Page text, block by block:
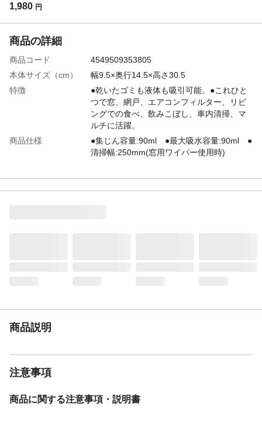
1,980 円
商品の詳細
商品コード
4549509353805
本体サイズ（cm）
幅9.5×奥行14.5×高さ30.5
特徴
●乾いたゴミも液体も吸引可能。●これひと
つで窓、網戸、エアコンフィルター、リビ
ングでの食べ、飲みこぼし、車内清掃、マ
ルチに活躍。
商品仕様
●集じん容量:90ml ●最大吸水容量:90ml ●
清掃幅:250mm(窓用ワイパー使用時)
ワイパー、スプレーボトル、スプレーボト
ル用アタッチメント、ダスター
商品説明
注意事項
商品に関する注意事項・説明書